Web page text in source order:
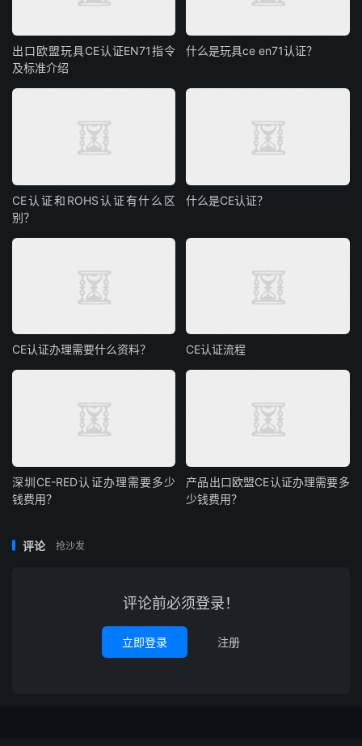
出口欧盟玩具CE认证EN71指令
及标准介绍
什么是玩具ce en71认证？
CE认证和ROHS认证有什么区
别？
什么是CE认证？
CE认证办理需要什么资料？ CE认证流程
深圳CE-RED认证办理需要多少
钱费用？
产品出口欧盟CE认证办理需要多
少钱费用？
评论 抢沙发
评论前必须登录！
立即登录 注册